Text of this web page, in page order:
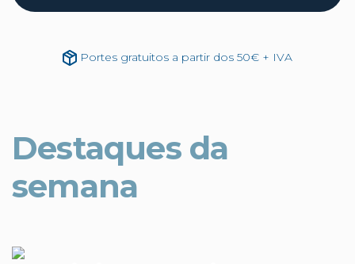
Portes gratuitos a partir dos 50€ + IVA
Destaques da
semana